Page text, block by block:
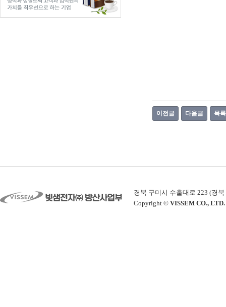
이전글 다음글 목록
경북 구미시 수출대로 223 (경
Copyright © VISSEM CO., LTD.